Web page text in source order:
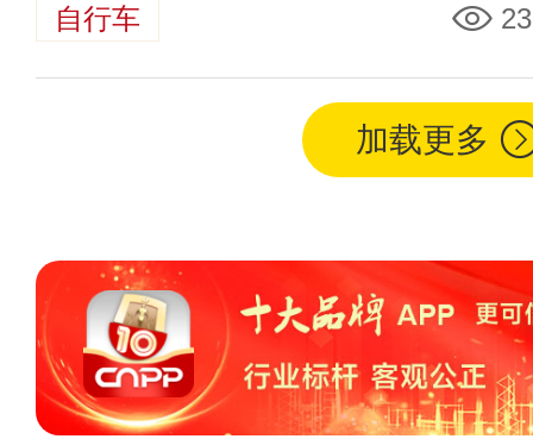
自行车
加载更多